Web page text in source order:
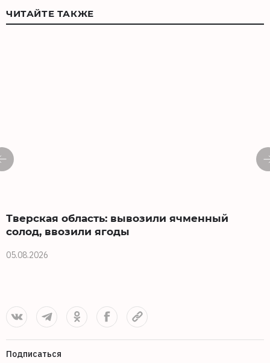
ЧИТАЙТЕ ТАКЖЕ
Тверская область: вывозили ячменный
солод, ввозили ягоды
05.08.2026
Подписаться